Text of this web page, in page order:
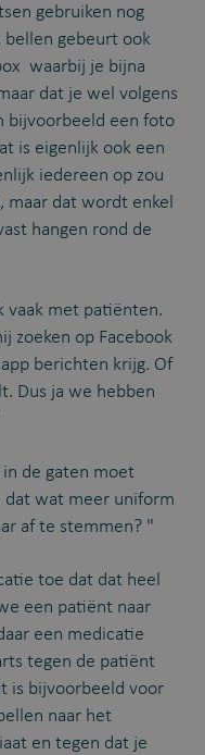
gebruiken nog
bellen gebeurt ook
waarbij je bijna
dat je wel volgens
bijvoorbeeld een foto
is eigenlijk ook een
iedereen op zou
maar dat wordt enkel
hangen rond de
vaak met patiënten.
zoeken op Facebook
berichten krijg. Of
Dus ja we hebben
de gaten moet
dat wat meer uniform
af te stemmen? "
toe dat dat heel
een patiënt naar
een medicatie
tegen de patiënt
is bijvoorbeeld voor
naar het
en tegen dat je